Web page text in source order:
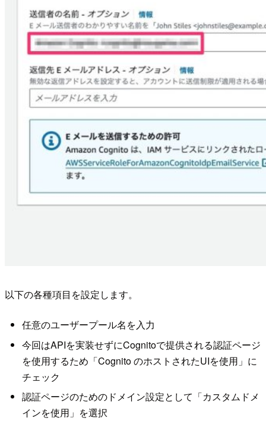
以下の各種項目を設定します。
任意のユーザープール名を入力
今回はAPIを実装せずにCognitoで提供される認証ページ
を使用するため「Cognito のホストされたUIを使用」に
チェック
認証ページのためのドメイン設定として「カスタムドメ
インを使用」を選択